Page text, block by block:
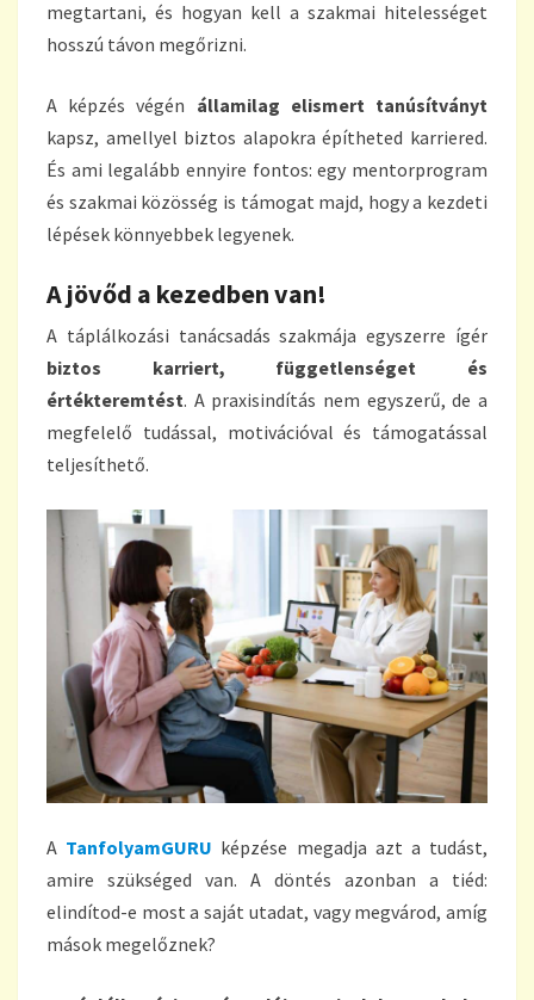
megtartani, és hogyan kell a szakmai hitelességet
hosszú távon megőrizni.
A képzés végén államilag elismert tanúsítványt
kapsz, amellyel biztos alapokra építheted karriered.
És ami legalább ennyire fontos: egy mentorprogram
és szakmai közösség is támogat majd, hogy a kezdeti
lépések könnyebbek legyenek.
A jövőd a kezedben van!
A táplálkozási tanácsadás szakmája egyszerre ígér
biztos karriert, függetlenséget és
értékteremtést. A praxisindítás nem egyszerű, de a
megfelelő tudással, motivációval és támogatással
teljesíthető.
A TanfolyamGURU képzése megadja azt a tudást,
amire szükséged van. A döntés azonban a tiéd:
elindítod-e most a saját utadat, vagy megvárod, amíg
mások megelőznek?